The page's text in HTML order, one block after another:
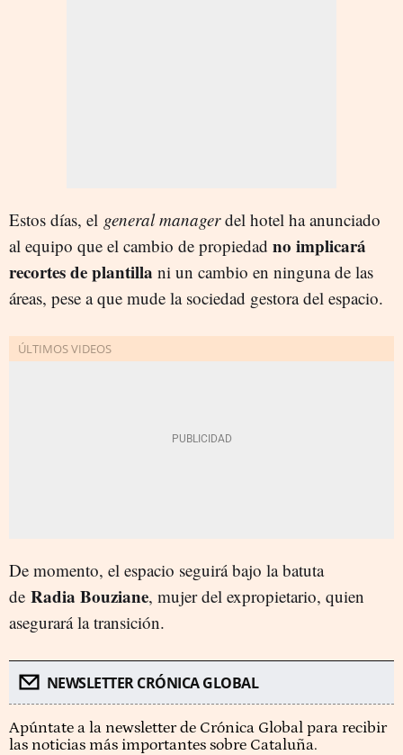
Estos días, el general managerdel hotel ha anunciado
al equipo que el cambio de propiedad no implicará
recortes de plantilla ni un cambio en ninguna de las
áreas, pese a que mude la sociedad gestora del espacio.
De momento, el espacio seguirá bajo la batuta
de Radia Bouziane, mujer del expropietario, quien
asegurará la transición.
NEWSLETTER CRÓNICA GLOBAL
Apúntate a la newsletter de Crónica Global para recibir
las noticias más importantes sobre Cataluña.